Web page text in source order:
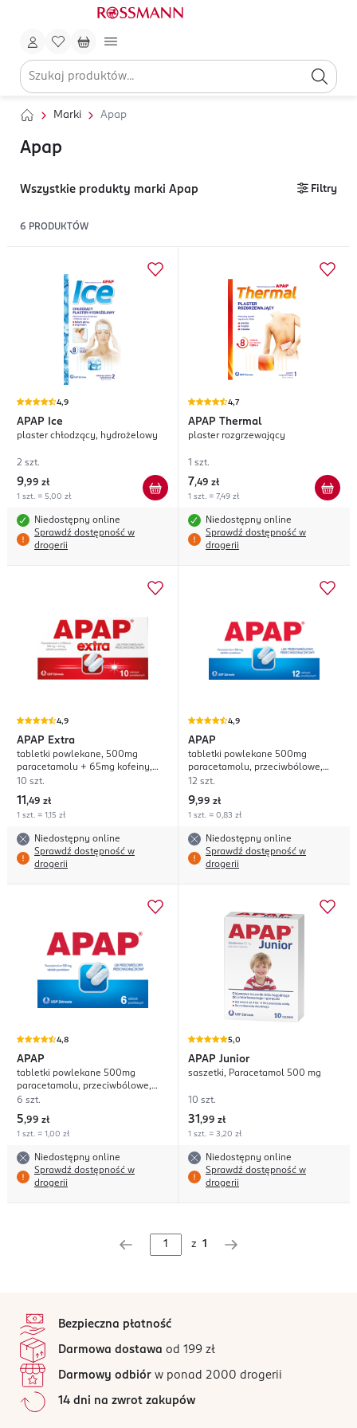
Marki Apap
Apap
Wszystkie produkty marki Apap Filtry
6 PRODUKTÓW
4,9
APAP Ice
plaster chłodzący, hydrożelowy
2 szt.
9,99 zł
1 szt. = 5,00 zł
Niedostępny online
Sprawdź dostępność w
drogerii
4,7
APAP Thermal
plaster rozgrzewający
1 szt.
7,49 zł
1 szt. = 7,49 zł
Niedostępny online
Sprawdź dostępność w
drogerii
4,9
APAP Extra
tabletki powlekane, 500mg
paracetamolu + 65mg kofeiny,
przeciwbólowe,
10 szt.
11 ,49 zł
1 szt. = 1,15 zł
Niedostępny online
Sprawdź dostępność w
drogerii
4,9
APAP
tabletki powlekane 500mg
paracetamolu, przeciwbólowe,
przeciwgorączkowe
12 szt.
9,99 zł
1 szt. = 0,83 zł
Niedostępny online
Sprawdź dostępność w
drogerii
4,8
APAP
tabletki powlekane 500mg
paracetamolu, przeciwbólowe,
przeciwgorączkowe
6 szt.
5,99 zł
1 szt. = 1,00 zł
Niedostępny online
Sprawdź dostępność w
drogerii
5,0
APAP Junior
saszetki, Paracetamol 500 mg
10 szt.
31 ,99 zł
1 szt. = 3,20 zł
Niedostępny online
Sprawdź dostępność w
drogerii
z 1
Bezpieczna płatność
Darmowa dostawa od 199 zł
Darmowy odbiór w ponad 2000 drogerii
14 dni na zwrot zakupów